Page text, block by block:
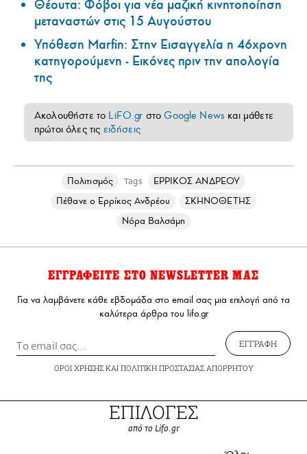
Θέουτα: Φόβοι για νέα μαζική κινητοποίηση
μεταναστών στις 15 Αυγούστου
Υπόθεση Marfin: Στην Εισαγγελία η 46χρονη
κατηγορούμενη - Εικόνες πριν την απολογία
της
Ακολουθήστε το LiFO.gr στοGoogle News και μάθετε
πρώτοι όλες τις ειδήσεις
Πολιτισμός Tags
ΕΡΡΙΚΟΣ ΑΝΔΡΕΟΥ
Πέθανε ο Ερρίκος Ανδρέου
ΣΚΗΝΟΘΕΤΗΣ
Νόρα Βαλσάμη
ΕΓΓΡΑΦΕΙΤΕ ΣΤΟ NEWSLETTER ΜΑΣ
Για να λαμβάνετε κάθε εβδομάδα στο email σας μια επιλογή από τα
καλύτερα άρθρα του lifo.gr
ΕΓΓΡΑΦΗ
ΟΡΟΙ ΧΡΗΣΗΣΚΑΙ ΠΟΛΙΤΙΚΗ ΠΡΟΣΤΑΣΙΑΣ ΑΠΟΡΡΗΤΟΥ
ΕΠΙΛΟΓΕΣ
από το Lifo.gr